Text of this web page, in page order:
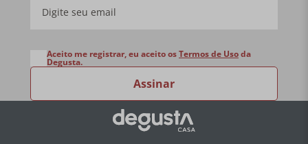
Assinar
Aceito me registrar, eu aceito osTermos de Usoda
Degusta.